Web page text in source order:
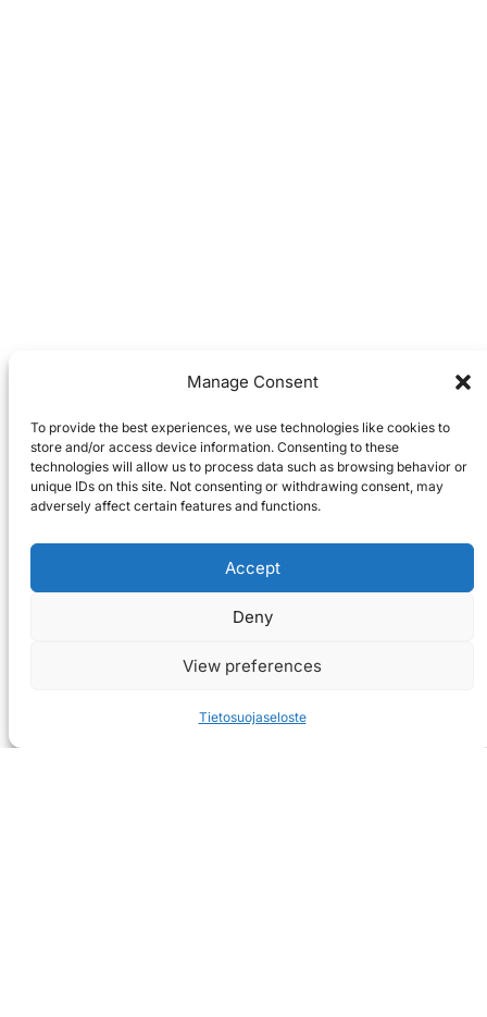
Manage Consent
To provide the best experiences, we use technologies like cookies to
store and/or access device information. Consenting to these
technologies will allow us to process data such as browsing behavior or
unique IDs on this site. Not consenting or withdrawing consent, may
adversely affect certain features and functions.
Accept
Deny
View preferences
Tietosuojaseloste